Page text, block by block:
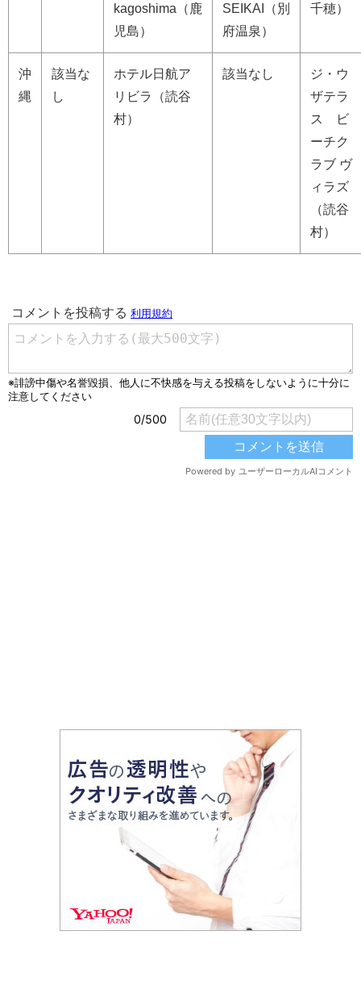
kagoshima（鹿
児島）
SEIKAI（別
府温泉）
千穂）
沖
縄
該当な
し
ホテル日航ア
リビラ（読谷
村）
該当なし
ジ・ウ
ザテラ
ス ビ
ーチク
ラブ ヴ
ィラズ
（読谷
村）